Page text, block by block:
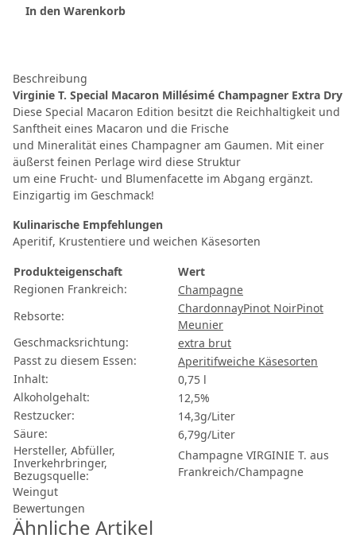
In den Warenkorb
Beschreibung
Virginie T. Special Macaron Millésimé Champagner Extra Dry
Diese Special Macaron Edition besitzt die Reichhaltigkeit und
Sanftheit eines Macaron und die Frische
und Mineralität eines Champagner am Gaumen. Mit einer
äußerst feinen Perlage wird diese Struktur
um eine Frucht- und Blumenfacette im Abgang ergänzt.
Einzigartig im Geschmack!
Kulinarische Empfehlungen
Aperitif, Krustentiere und weichen Käsesorten
Produkteigenschaft
Wert
Regionen Frankreich:
Champagne
Rebsorte:
ChardonnayPinot NoirPinot
Meunier
Geschmacksrichtung:
extra brut
Passt zu diesem Essen:
Aperitifweiche Käsesorten
Inhalt:
0,75 l
Alkoholgehalt:
12,5%
Restzucker:
14,3g/Liter
Säure:
6,79g/Liter
Hersteller, Abfüller,
Inverkehrbringer,
Bezugsquelle:
Champagne VIRGINIE T. aus
Frankreich/Champagne
Weingut
Bewertungen
Ähnliche Artikel